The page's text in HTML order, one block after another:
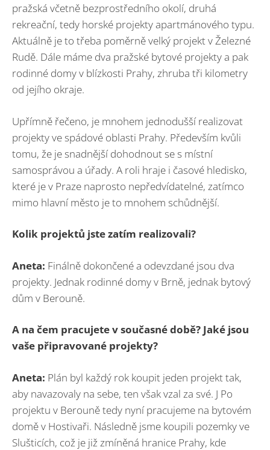
pražská včetně bezprostředního okolí, druhá
rekreační, tedy horské projekty apartmánového typu.
Aktuálně je to třeba poměrně velký projekt v Železné
Rudě. Dále máme dva pražské bytové projekty a pak
rodinné domy v blízkosti Prahy, zhruba tři kilometry
od jejího okraje.
Upřímně řečeno, je mnohem jednodušší realizovat
projekty ve spádové oblasti Prahy. Především kvůli
tomu, že je snadnější dohodnout se s místní
samosprávou a úřady. A roli hraje i časové hledisko,
které je v Praze naprosto nepředvídatelné, zatímco
mimo hlavní město je to mnohem schůdnější.
Kolik projektů jste zatím realizovali?
Aneta: Finálně dokončené a odevzdané jsou dva
projekty. Jednak rodinné domy v Brně, jednak bytový
dům v Berouně.
A na čem pracujete v současné době? Jaké jsou
vaše připravované projekty?
Aneta: Plán byl každý rok koupit jeden projekt tak,
aby navazovaly na sebe, ten však vzal za své. J Po
projektu v Berouně tedy nyní pracujeme na bytovém
domě v Hostivaři. Následně jsme koupili pozemky ve
Slušticích, což je již zmíněná hranice Prahy, kde